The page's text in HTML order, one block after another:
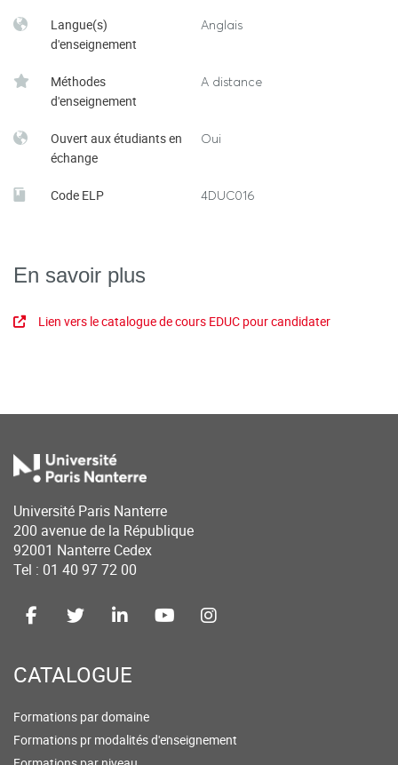
Langue(s)
d'enseignement
Anglais
Méthodes
d'enseignement
A distance
Ouvert aux étudiants en
échange
Oui
Code ELP 4DUC016
En savoir plus
Lien vers le catalogue de cours EDUC pour candidater
Université Paris Nanterre
200 avenue de la République
92001 Nanterre Cedex
Tel : 01 40 97 72 00
CATALOGUE
Formations par domaine
Formations pr modalités d'enseignement